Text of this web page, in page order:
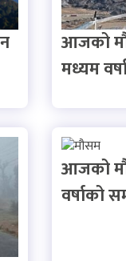
आजको
मध्यम
आजको
वर्षाको